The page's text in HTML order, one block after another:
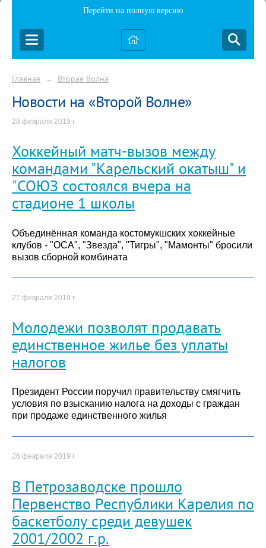
Перейти на полную версию
Главная → Вторая Волна
Новости на «Второй Волне»
28 февраля 2019 г.
Хоккейный матч-вызов между
командами "Карельский окатыш" и
"СОЮЗ состоялся вчера на
стадионе 1 школы
Объединённая команда костомукшских хоккейные
клубов - "ОСА", "Звезда", "Тигры", "Мамонты" бросили
вызов сборной комбината
27 февраля 2019 г.
Молодежи позволят продавать
единственное жилье без уплаты
налогов
Президент России поручил правительству смягчить
условия по взысканию налога на доходы с граждан
при продаже единственного жилья
26 февраля 2019 г.
В Петрозаводске прошло
Первенство Республики Карелия по
баскетболу среди девушек
2001/2002 г.р.